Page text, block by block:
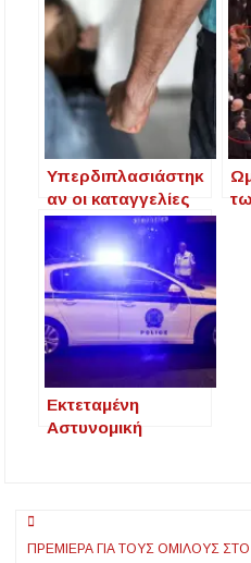
Υπερδιπλασιάστηκ
αν οι καταγγελίες
για
ενδοοικογενειακή
βία – 114
περιστατικά
καταγγέλθηκαν
στην Χαλκιδική
Εκτεταμένη
Αστυνομική
Συλλήψεις
Πλοήγηση
ΠΡΕΜΙΈΡΑ ΓΙΑ ΤΟΥΣ ΟΜΊΛΟΥΣ